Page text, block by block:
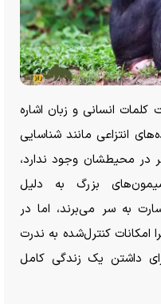
انسانی و زبان اشاره
انتزاعی مانند شناسایی
در محیطشان وجود ندارد،
بزرگ به دلیل
به سر می‌برند، اما در
امکانات کنترل‌شده به ندرت
داشتن یک زندگی کامل